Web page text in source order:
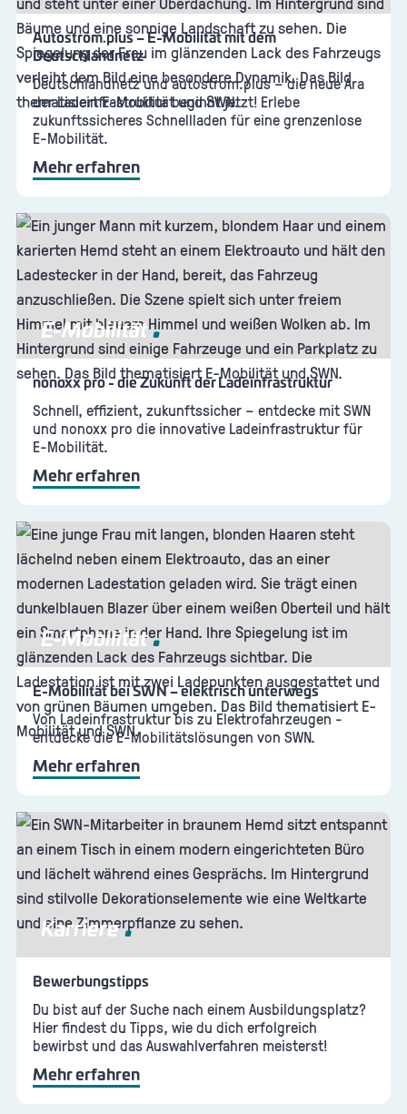
Autostrom.plus – E-Mobilität mit dem
Deutschlandnetz
Deutschlandnetz und autostrom.plus – die neue Ära
der Ladeinfrastruktur beginnt jetzt! Erlebe
zukunftssicheres Schnellladen für eine grenzenlose
E-Mobilität.
Mehr erfahren
E-Mobilität
nonoxx pro - die Zukunft der Ladeinfrastruktur
Schnell, effizient, zukunftssicher – entdecke mit SWN
und nonoxx pro die innovative Ladeinfrastruktur für
E-Mobilität.
Mehr erfahren
E-Mobilität
E-Mobilität bei SWN – elektrisch unterwegs
Von Ladeinfrastruktur bis zu Elektrofahrzeugen -
entdecke die E-Mobilitätslösungen von SWN.
Mehr erfahren
Karriere
Bewerbungstipps
Du bist auf der Suche nach einem Ausbildungsplatz?
Hier findest du Tipps, wie du dich erfolgreich
bewirbst und das Auswahlverfahren meisterst!
Mehr erfahren